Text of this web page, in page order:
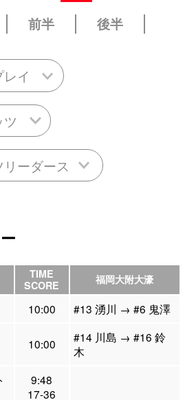
前半 後半
イ
ーダース
TIME
SCORE
福岡大附大濠
10:00 #13 湧川 → #6 鬼澤
10:00
#14 川島 → #16 鈴
木
9:48
17-36